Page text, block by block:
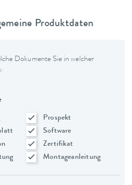
Produktdaten
Dokumente Sie in welcher
Prospekt
Software
Zertifikat
Montageanleitung